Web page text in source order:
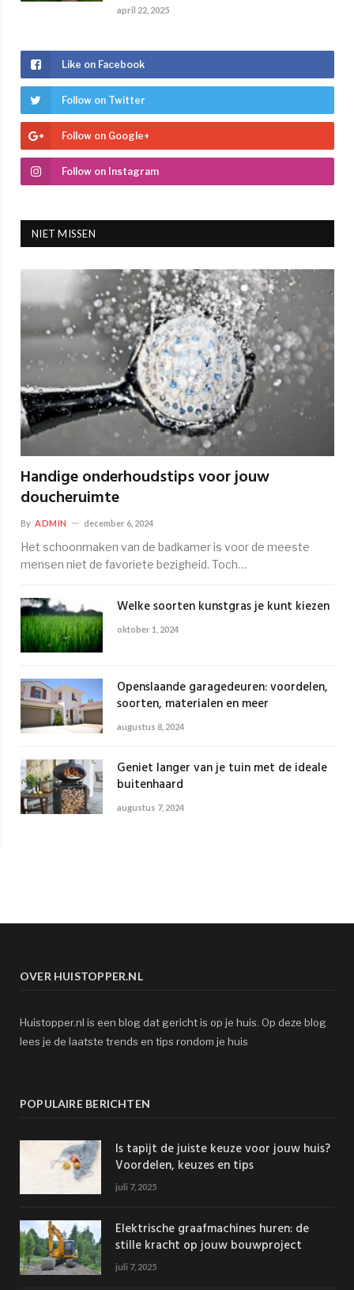
april 22, 2025
Like on Facebook
Follow on Twitter
Follow on Google+
Follow on Instagram
NIET MISSEN
Handige onderhoudstips voor jouw
doucheruimte
By ADMIN december 6, 2024
Het schoonmaken van de badkamer is voor de meeste
mensen niet de favoriete bezigheid. Toch…
Welke soorten kunstgras je kunt kiezen
oktober 1, 2024
Openslaande garagedeuren: voordelen,
soorten, materialen en meer
augustus 8, 2024
Geniet langer van je tuin met de ideale
buitenhaard
augustus 7, 2024
OVER HUISTOPPER.NL
Huistopper.nl is een blog dat gericht is op je huis. Op deze blog
lees je de laatste trends en tips rondom je huis
POPULAIRE BERICHTEN
Is tapijt de juiste keuze voor jouw huis?
Voordelen, keuzes en tips
juli 7, 2025
Elektrische graafmachines huren: de
stille kracht op jouw bouwproject
juli 7, 2025